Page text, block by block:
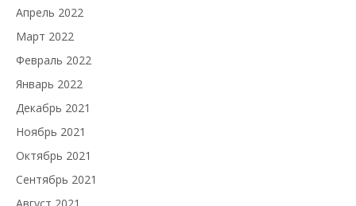
Апрель 2022
Март 2022
Февраль 2022
Январь 2022
Декабрь 2021
Ноябрь 2021
Октябрь 2021
Сентябрь 2021